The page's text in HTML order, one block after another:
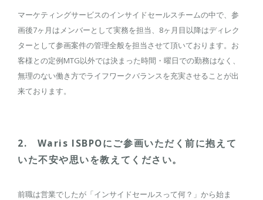
マーケティングサービスのインサイドセールスチームの中で、参
画後7ヶ月はメンバーとして実務を担当、8ヶ月目以降はディレク
ターとして参画案件の管理全般を担当させて頂いております。お
客様との定例MTG以外では決まった時間・曜日での勤務はなく、
無理のない働き方でライフワークバランスを充実させることが出
来ております。
2. Waris ISBPOにご参画いただく前に抱えて
いた不安や思いを教えてください。
前職は営業でしたが「インサイドセールスって何？」から始ま